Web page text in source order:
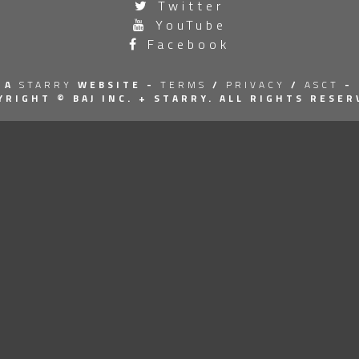
Twitter
YouTube
Facebook
A STARRY WEBSITE - TERMS / PRIVACY / ASCT
-
© BAJ INC. + STARRY. ALL RIGHTS